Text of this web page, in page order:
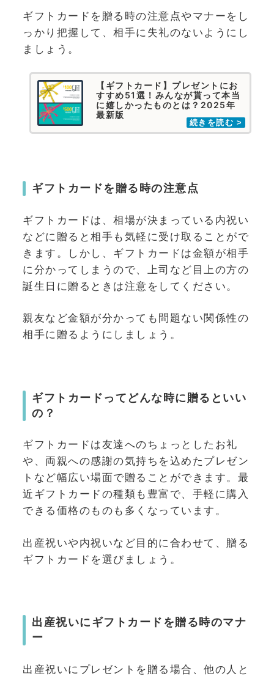
ギフトカードを贈る時の注意点やマナーをし
っかり把握して、相手に失礼のないようにし
ましょう。
【ギフトカード】プレゼントにお
すすめ51選！みんなが貰って本当
に嬉しかったものとは？2025年
最新版
ギフトカードを贈る時の注意点
ギフトカードは、相場が決まっている内祝い
などに贈ると相手も気軽に受け取ることがで
きます。しかし、ギフトカードは金額が相手
に分かってしまうので、上司など目上の方の
誕生日に贈るときは注意をしてください。
親友など金額が分かっても問題ない関係性の
相手に贈るようにしましょう。
ギフトカードってどんな時に贈るといい
の？
ギフトカードは友達へのちょっとしたお礼
や、両親への感謝の気持ちを込めたプレゼン
トなど幅広い場面で贈ることができます。最
近ギフトカードの種類も豊富で、手軽に購入
できる価格のものも多くなっています。
出産祝いや内祝いなど目的に合わせて、贈る
ギフトカードを選びましょう。
出産祝いにギフトカードを贈る時のマナ
ー
出産祝いにプレゼントを贈る場合、他の人と